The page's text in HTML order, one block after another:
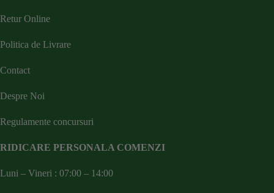
Retur Online
Politica de Livrare
Contact
Despre Noi
Regulamente concursuri
RIDICARE PERSONALA COMENZI
Luni – Vineri : 07:00 – 14:00